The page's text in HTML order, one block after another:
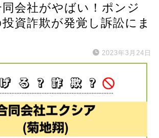
会社がやばい！ポンジ
資詐欺が発覚し訴訟にま
2023年3月24日